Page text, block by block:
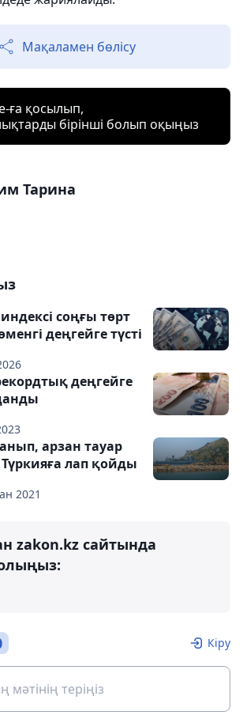
Мақаламен бөлісу
ға қосылып,
бірінші болып оқыңыз
Тарина
соңғы төрт
деңгейге түсті
деңгейге
2021
арзан тауар
лап қойды
zakon.kz сайтында
Кіру